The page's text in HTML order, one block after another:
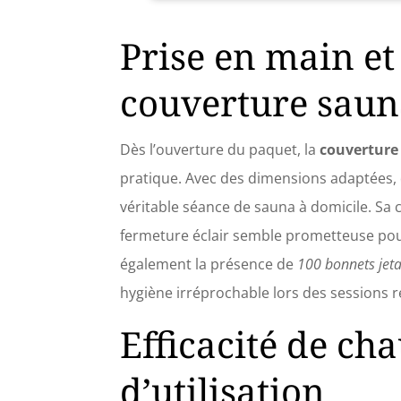
deux
peut
vitalité
nous
tout
à
Prise en main
couverture
Dès l’ouverture du paquet, la
pratique. Avec des dimensions
véritable séance de sauna à domicile.
fermeture éclair semble prometteuse
également la présence de 100 bonnets
hygiène irréprochable lors des sessions
Efficacité de
d’utilisation